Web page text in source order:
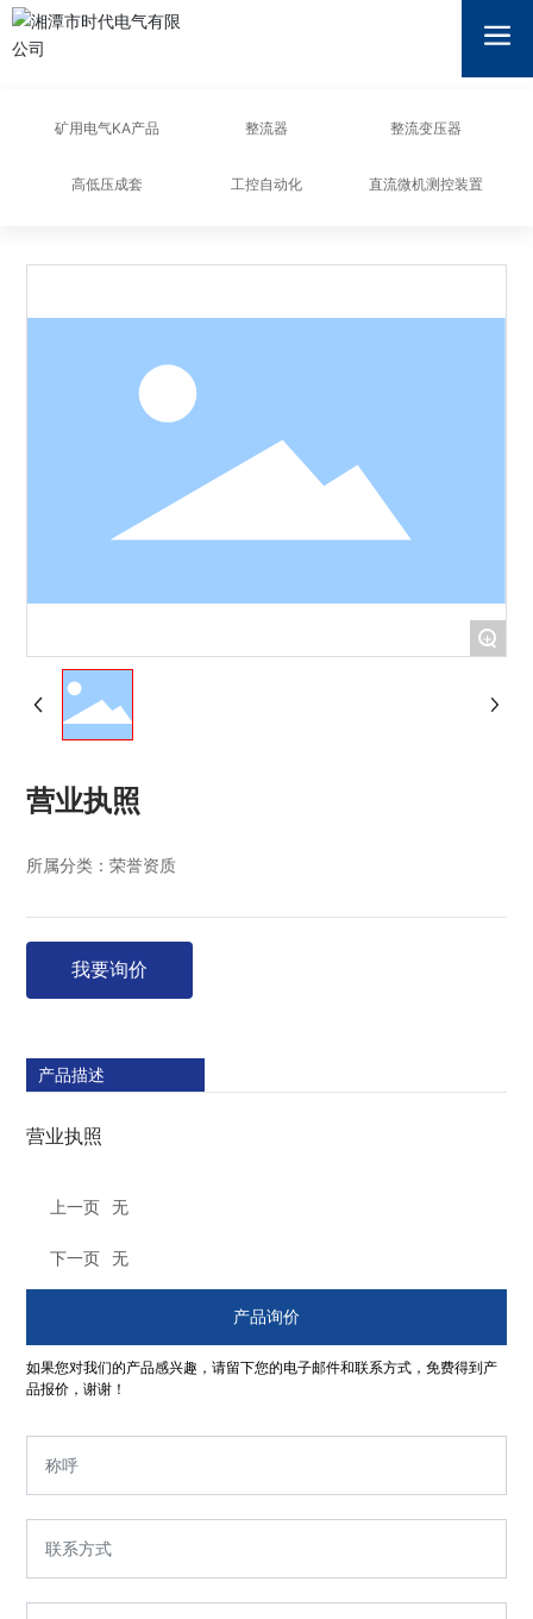
湘潭市时代电气有限公司
矿用电气KA产品 整流器 整流变压器
高低压成套 工控自动化 直流微机测控装置
+
营业执照
所属分类：荣誉资质
我要询价
产品描述
营业执照
上一页 无
下一页 无
产品询价
如果您对我们的产品感兴趣，请留下您的电子邮件和联系方式，免费得到产
品报价，谢谢！